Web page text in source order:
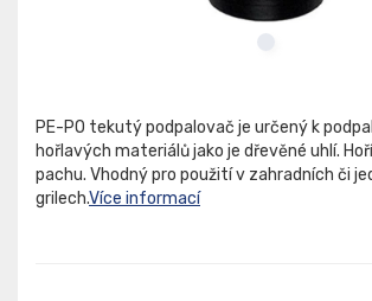
PE-PO tekutý podpalovač je určený k
hořlavých materiálů jako je dřevěné uhlí.
pachu. Vhodný pro použití v zahradních či
grilech.Více informací